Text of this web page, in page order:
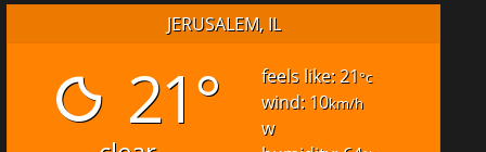
JERUSALEM, IL
21° feels like: 21°c
wind: 10km/h
w